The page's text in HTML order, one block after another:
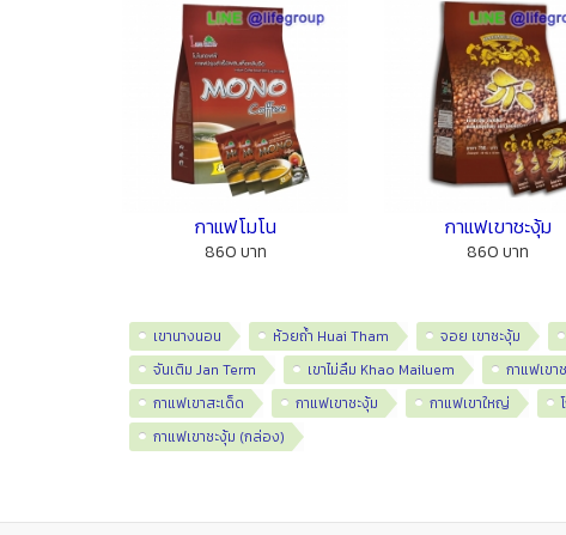
กาแฟโมโน
860 บาท
กาแฟเขาชะงุ้ม
860 บาท
เขานางนอน ห้วยถ้ำ Huai Tham จอย เขาชะงุ้ม
จันเติม Jan Term
เขาไม่ลืม Khao Mailuem กาแฟเขา
กาแฟเขาสะเด็ด
กาแฟเขาชะงุ้ม กาแฟเขาใหญ่
กาแฟเขาชะงุ้ม (กล่อง)